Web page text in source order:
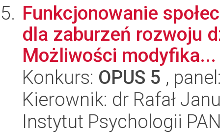
Funkcjonowanie
dla zaburzeń rozwoju
Możliwości modyfika...
Konkurs: OPUS 5 ,
Kierownik: dr Rafał
Instytut Psychologii